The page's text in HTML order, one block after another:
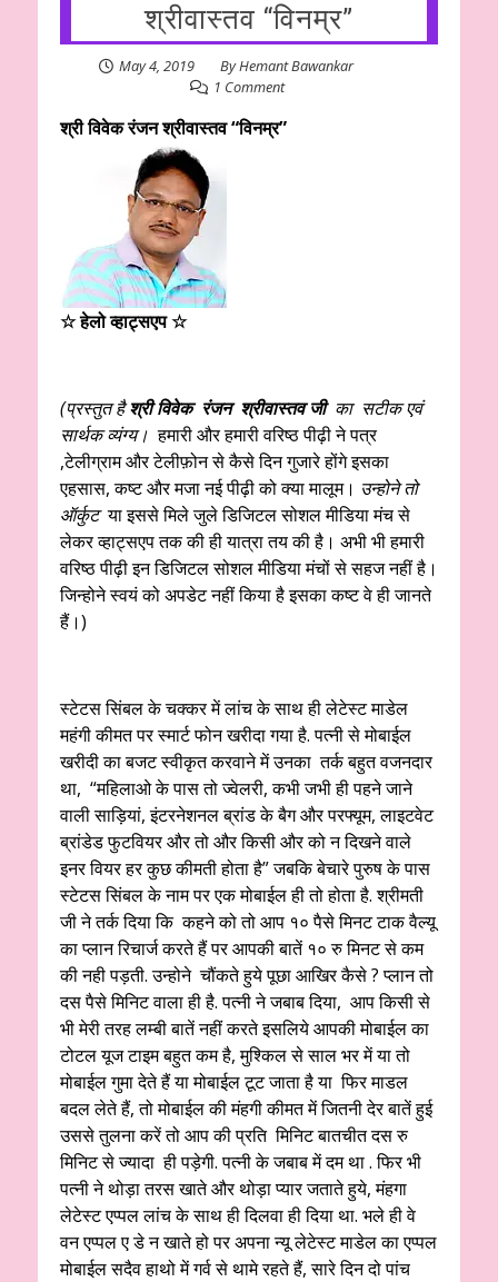
श्रीवास्तव “विनम्र”
May 4, 2019 ByHemant Bawankar
1 Comment
श्री विवेक रंजन श्रीवास्तव “विनम्र”
☆ हेलो व्हाट्सएप ☆
(प्रस्तुत हैश्री विवेक रंजन श्रीवास्तव जी का सटीक एवं
सार्थक व्यंग्य।हमारी और हमारी वरिष्ठ पीढ़ी ने पत्र
,टेलीग्राम और टेलीफ़ोन से कैसे दिन गुजारे होंगे इसका
एहसास, कष्ट और मजा नई पीढ़ी को क्या मालूम। उन्होने तो
ऑर्कुटया इससे मिले जुले डिजिटल सोशल मीडिया मंच से
लेकर व्हाट्सएप तक की ही यात्रा तय की है। अभी भी हमारी
वरिष्ठ पीढ़ी इन डिजिटल सोशल मीडिया मंचों से सहज नहीं है।
जिन्होने स्वयं को अपडेट नहीं किया है इसका कष्ट वे ही जानते
हैं।)
स्टेटस सिंबल के चक्कर में लांच के साथ ही लेटेस्ट माडेल
महंगी कीमत पर स्मार्ट फोन खरीदा गया है. पत्नी से मोबाईल
खरीदी का बजट स्वीकृत करवाने में उनका तर्क बहुत वजनदार
था, “महिलाओ के पास तो ज्वेलरी, कभी जभी ही पहने जाने
वाली साड़ियां, इंटरनेशनल ब्रांड के बैग और परफ्यूम, लाइटवेट
ब्रांडेड फुटवियर और तो और किसी और को न दिखने वाले
इनर वियर हर कुछ कीमती होता है” जबकि बेचारे पुरुष के पास
स्टेटस सिंबल के नाम पर एक मोबाईल ही तो होता है. श्रीमती
जी ने तर्क दिया कि कहने को तो आप १० पैसे मिनट टाक वैल्यू
का प्लान रिचार्ज करते हैं पर आपकी बातें १० रु मिनट से कम
की नही पड़ती. उन्होने चौंकते हुये पूछा आखिर कैसे ? प्लान तो
दस पैसे मिनिट वाला ही है. पत्नी ने जबाब दिया, आप किसी से
भी मेरी तरह लम्बी बातें नहीं करते इसलिये आपकी मोबाईल का
टोटल यूज टाइम बहुत कम है, मुश्किल से साल भर में या तो
मोबाईल गुमा देते हैं या मोबाईल टूट जाता है या फिर माडल
बदल लेते हैं, तो मोबाईल की मंहगी कीमत में जितनी देर बातें हुई
उससे तुलना करें तो आप की प्रति मिनिट बातचीत दस रु
मिनिट से ज्यादा ही पड़ेगी. पत्नी के जबाब में दम था . फिर भी
पत्नी ने थोड़ा तरस खाते और थोड़ा प्यार जताते हुये, मंहगा
लेटेस्ट एप्पल लांच के साथ ही दिलवा ही दिया था. भले ही वे
वन एप्पल ए डे न खाते हो पर अपना न्यू लेटेस्ट माडेल का एप्पल
मोबाईल सदैव हाथो में गर्व से थामे रहते हैं, सारे दिन दो पांच